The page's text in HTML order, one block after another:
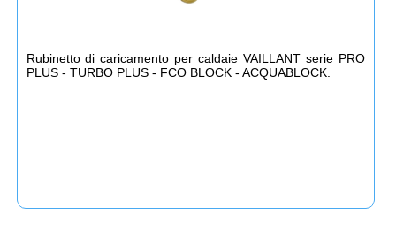
Rubinetto di caricamento per caldaie VAILLANT serie PRO
PLUS - TURBO PLUS - FCO BLOCK - ACQUABLOCK.